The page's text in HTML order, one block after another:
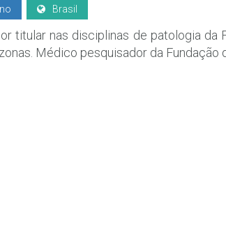
Brasil
titular nas disciplinas de patologia da
Médico pesquisador da Fundação